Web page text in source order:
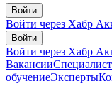
Войти
Войти через Хабр
Войти
Войти через Хабр
Вакансии
обучениеЭксперты